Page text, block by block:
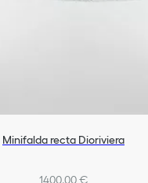
Minifalda recta Dioriviera
1400,00 €